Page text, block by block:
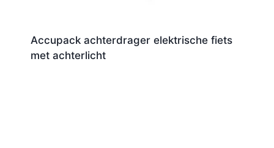
Accupack achterdrager elektrische fiets
met achterlicht